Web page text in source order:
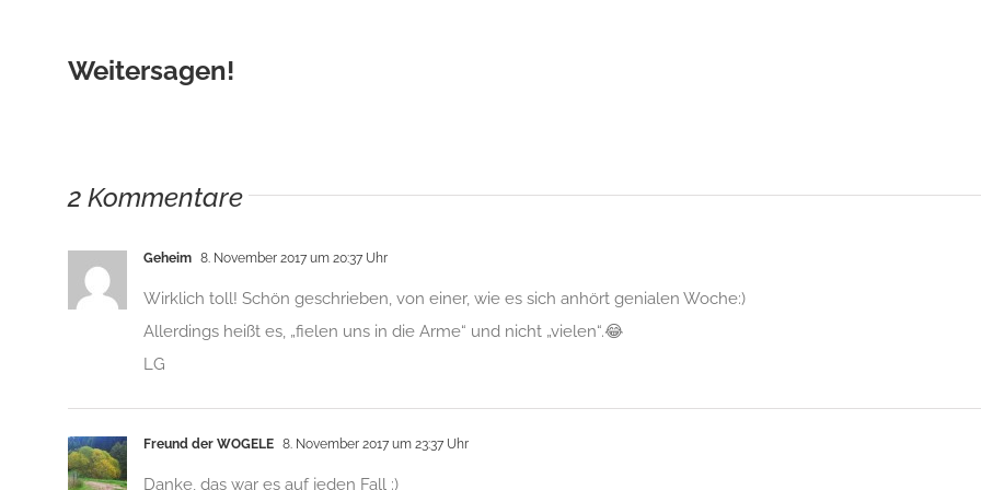
Weitersagen!
2 Kommentare
Geheim 8. November 2017 um 20:37 Uhr
Wirklich toll! Schön geschrieben, von einer, wie es sich anhört genialen Woche:)
Allerdings heißt es, „fielen uns in die Arme“ und nicht „vielen“.😂
LG
Freund der WOGELE 8. November 2017 um 23:37 Uhr
Danke, das war es auf jeden Fall :)